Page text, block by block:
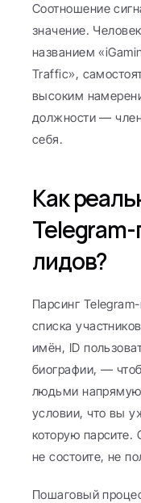
Соотношение
значение.
названием
Traffic»,
высоким
должности —
себя.
Как
Telegram-
лидов?
Парсинг
списка
имён, ID
биографии, —
людьми
условии, что вы
которую парсите.
не состоите, не
Пошаговый